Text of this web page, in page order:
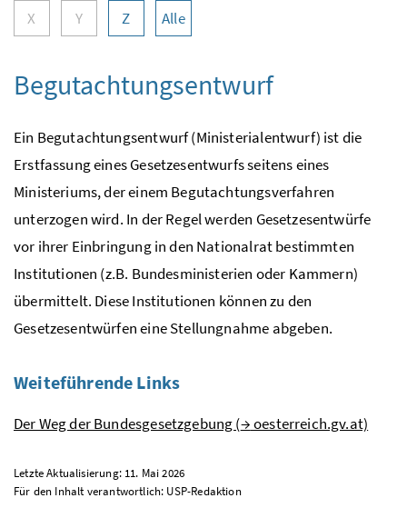
X Y Z Alle
Begutachtungsentwurf
Ein Begutachtungsentwurf (Ministerialentwurf) ist die
Erstfassung eines Gesetzesentwurfs seitens eines
Ministeriums, der einem Begutachtungsverfahren
unterzogen wird. In der Regel werden Gesetzesentwürfe
vor ihrer Einbringung in den Nationalrat bestimmten
Institutionen (z.B. Bundesministerien oder Kammern)
übermittelt. Diese Institutionen können zu den
Gesetzesentwürfen eine Stellungnahme abgeben.
Weiteführende Links
Der Weg der Bundesgesetzgebung (→oesterreich.gv.at)
Letzte Aktualisierung: 11. Mai 2026
Für den Inhalt verantwortlich: USP-Redaktion